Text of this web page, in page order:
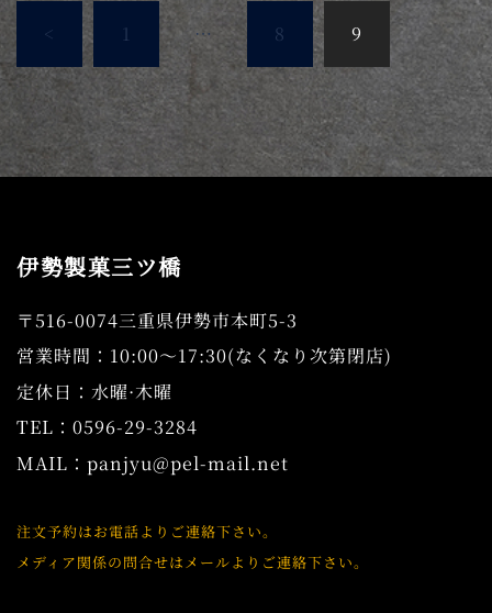
の
ペ
ー
ジ
< 1 … 8 9
伊勢製菓三ツ橋
〒516-0074三重県伊勢市本町5-3
営業時間：10:00～17:30(なくなり次第閉店)
定休日：水曜·木曜
TEL：0596-29-3284
MAIL： panjyu@pel-mail.net
注文予約はお電話よりご連絡下さい。
メディア関係の問合せはメールよりご連絡下さい。